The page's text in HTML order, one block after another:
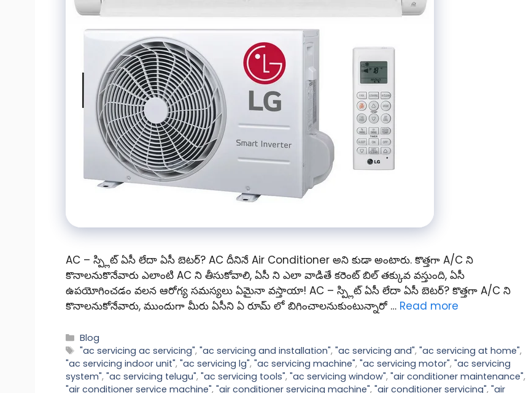
AC – స్ప్లిట్ ఏసీ లేదా ఏసీ బెటర్? AC దీనినే Air Conditioner అని కుడా అంటారు. కొత్తగా A/C ని
కొనాలనుకొనేవారు ఎలాంటి AC ని తీసుకోవాలి, ఏసీ ని ఎలా వాడితే కరెంట్ బిల్ తక్కువ వస్తుంది, ఏసీ
ఉపయోగించడం వలన ఆరోగ్య సమస్యలు ఏమైనా వస్తాయా! AC – స్ప్లిట్ ఏసీ లేదా ఏసీ బెటర్? కొత్తగా A/C ని
కొనాలనుకోనేవారు, ముందుగా మీరు ఏసీని ఏ రూమ్ లో బిగించాలనుకుంటున్నారో … Read more
Categories
Blog
Tags
"ac servicing ac servicing","ac servicing and installation","ac servicing and","ac servicing at home",
"ac servicing indoor unit", "ac servicing lg", "ac servicing machine", "ac servicing motor", "ac servicing
system", "ac servicing telugu", "ac servicing tools", "ac servicing window", "air conditioner maintenance",
"air conditioner service machine", "air conditioner servicing machine", "air conditioner servicing", "air